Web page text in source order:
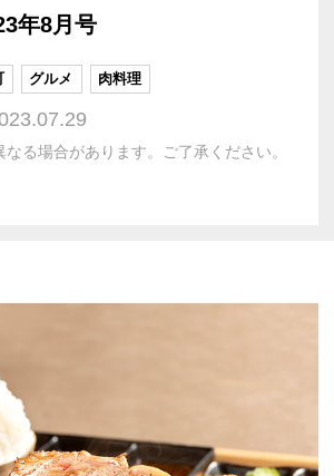
年8月号
グルメ 肉料理
る場合があります。ご了承ください。